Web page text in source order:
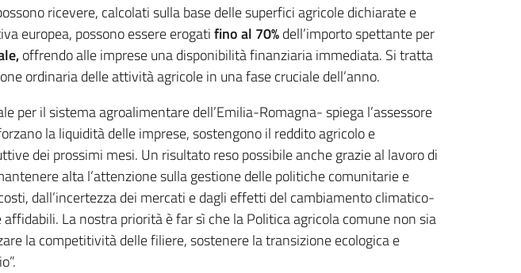
ricevere, calcolati sulla base delle superfici agricole dichiarate e
europea, possono essere erogatifino al 70%dell’importo spettante per
offrendo alle imprese una disponibilità finanziaria immediata. Si tratta
ordinaria delle attività agricole in una fase cruciale dell’anno.
per il sistema agroalimentare dell’Emilia-Romagna- spiega l’assessore
la liquidità delle imprese, sostengono il reddito agricolo e
dei prossimi mesi. Un risultato reso possibile anche grazie al lavoro di
alta l’attenzione sulla gestione delle politiche comunitarie e
dall’incertezza dei mercati e dagli effetti del cambiamento climatico-
La nostra priorità è far sì che la Politica agricola comune non sia
la competitività delle filiere, sostenere la transizione ecologica e